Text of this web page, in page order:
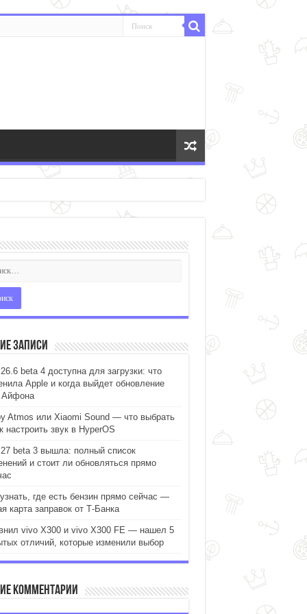
записи
beta 4 доступна для загрузки: что
Apple и когда выйдет обновление
Atmos или Xiaomi Sound — что выбрать
настроить звук в HyperOS
beta 3 вышла: полный список
и стоит ли обновляться прямо
где есть бензин прямо сейчас —
карта заправок от Т-Банка
vivo X300 и vivo X300 FE — нашел 5
отличий, которые изменили выбор
комментарии